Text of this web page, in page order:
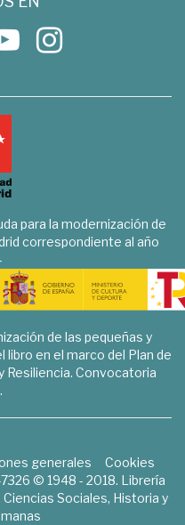
para la modernización de
correspondiente al año
de las pequeñas y
en el marco del Plan de
Resiliencia. Convocatoria
generales
Cookies
© 1948 - 2018. Librería
Sociales, Historia y